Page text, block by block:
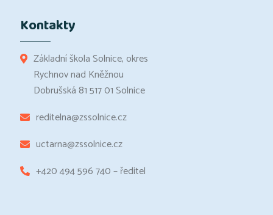
Kontakty
Základní škola Solnice, okres
Rychnov nad Kněžnou
Dobrušská 81 517 01 Solnice
reditelna@zssolnice.cz
uctarna@zssolnice.cz
+420 494 596 740 – ředitel